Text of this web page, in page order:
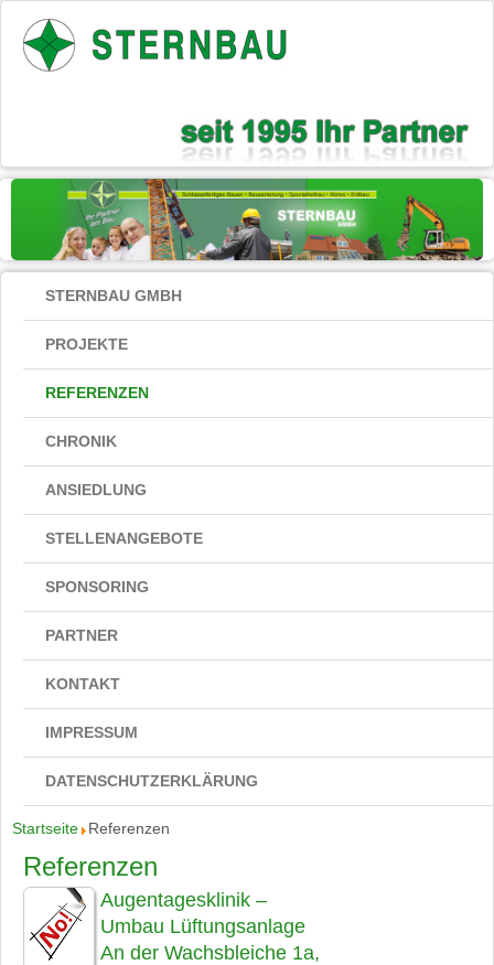
STERNBAU GMBH
PROJEKTE
REFERENZEN
CHRONIK
ANSIEDLUNG
STELLENANGEBOTE
SPONSORING
PARTNER
KONTAKT
IMPRESSUM
DATENSCHUTZERKLÄRUNG
Startseite Referenzen
Referenzen
Augentagesklinik –
Umbau Lüftungsanlage
An der Wachsbleiche 1a,